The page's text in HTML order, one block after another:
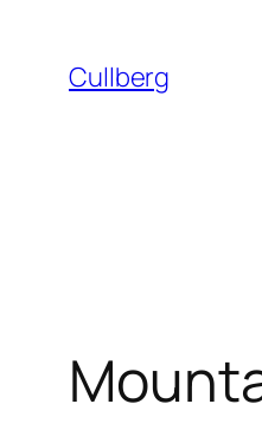
innehåll
Cullberg